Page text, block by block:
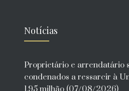
Notícias
Proprietário e arrendatário
condenados a ressarcir à
1,95 milhão (07/08/2026)